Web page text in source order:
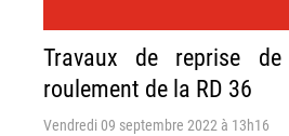
Travaux de reprise
roulement de la RD 36
Vendredi 09 septembre 2022 à 13h16